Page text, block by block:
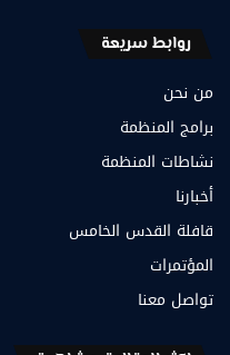
روابط سريعة
من نحن
برامج المنظمة
نشاطات المنظمة
أخبارنا
قافلة القدس الخامس
المؤتمرات
تواصل معنا